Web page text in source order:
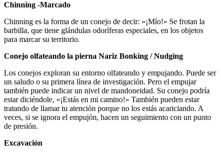
Chinning -Marcado
Chinning es la forma de un conejo de decir: «¡Mío!» Se frotan la
barbilla, que tiene glándulas odoríferas especiales, en los objetos
para marcar su territorio.
Conejo olfateando la pierna Nariz Bonking / Nudging
Los conejos exploran su entorno olfateando y empujando. Puede ser
un saludo o su primera línea de investigación. Pero el empujar
también puede indicar un nivel de mandoneidad. Su conejo podría
estar diciéndole, «¡Estás en mi camino!» También pueden estar
tratando de llamar tu atención porque no los estás acariciando. A
veces, si se ignora el empujón, hacen un seguimiento con un punto
de presión.
Excavación